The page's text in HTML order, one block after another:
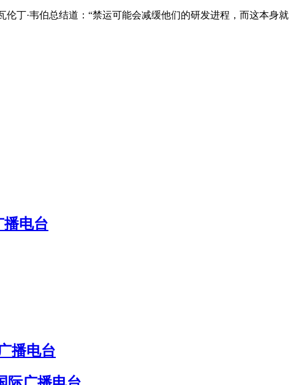
丁·韦伯总结道：“禁运可能会减缓他们的研发进程，而这本身就
播电台
播电台